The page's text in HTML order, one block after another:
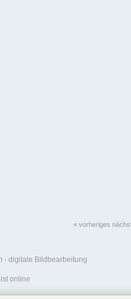
« vorheriges
- digitale Bildbearbeitung
online